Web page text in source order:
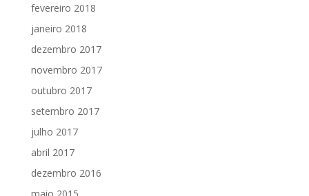
fevereiro 2018
janeiro 2018
dezembro 2017
novembro 2017
outubro 2017
setembro 2017
julho 2017
abril 2017
dezembro 2016